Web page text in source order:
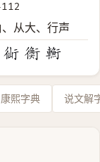
从大、行声
康熙字典 说文解